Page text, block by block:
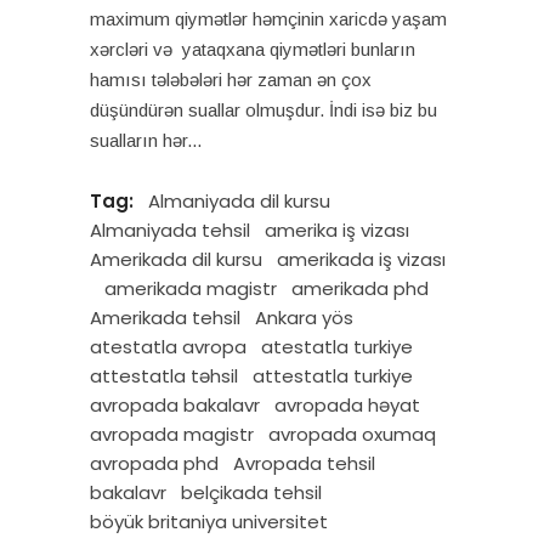
maximum qiymətlər həmçinin xaricdə yaşam
xərcləri və yataqxana qiymətləri bunların
hamısı tələbələri hər zaman ən çox
düşündürən suallar olmuşdur. İndi isə biz bu
sualların hər
Tag:
Almaniyada dil kursu
Almaniyada tehsil
amerika iş vizası
Amerikada dil kursu
amerikada iş vizası
amerikada magistr amerikada phd
Amerikada tehsil
Ankara yös
atestatla avropa
atestatla turkiye
attestatla təhsil
attestatla turkiye
avropada bakalavr avropada həyat
avropada magistr avropada oxumaq
avropada phd
Avropada tehsil
bakalavr belçikada tehsil
böyük britaniya universitet